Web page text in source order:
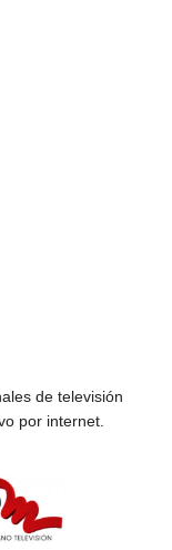
de televisión
por internet.